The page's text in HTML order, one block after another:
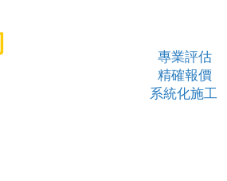
專業評估
精確報價
系統化施工